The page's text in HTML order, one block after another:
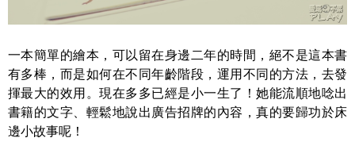
一本簡單的繪本，可以留在身邊二年的時間，絕不是這本書
有多棒，而是如何在不同年齡階段，運用不同的方法，去發
揮最大的效用。現在多多已經是小一生了！她能流順地唸出
書籍的文字、輕鬆地說出廣告招牌的內容，真的要歸功於床
邊小故事呢！